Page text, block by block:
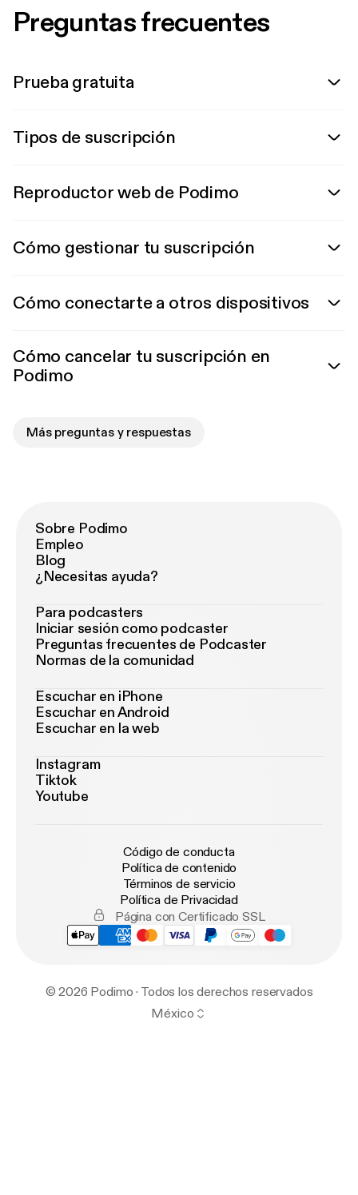
Preguntas frecuentes
Prueba gratuita
Tipos de suscripción
Reproductor web de Podimo
Cómo gestionar tu suscripción
Cómo conectarte a otros dispositivos
Cómo cancelar tu suscripción en
Podimo
Más preguntas y respuestas
Sobre Podimo
Empleo
Blog
¿Necesitas ayuda?
Para podcasters
Iniciar sesión como podcaster
Preguntas frecuentes de Podcaster
Normas de la comunidad
Escuchar en iPhone
Escuchar en Android
Escuchar en la web
Instagram
Tiktok
Youtube
Código de conducta
Política de contenido
Términos de servicio
Política de Privacidad
Página con Certificado SSL
© 2026 Podimo · Todos los derechos reservados
México